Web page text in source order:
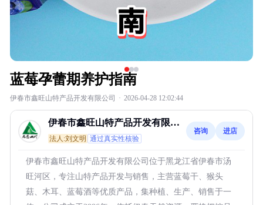
蓝莓孕蕾期养护指南
伊春市鑫旺山特产品开发有限公司 · 2026-04-28 12:02:44
伊春市鑫旺山特产品开发有限公
司
法人:刘文明 通过真实性核验
咨询 进店
伊春市鑫旺山特产品开发有限公司位于黑龙江省伊春市汤
旺河区，专注山特产品开发与销售，主营蓝莓干、猴头
菇、木耳、蓝莓酒等优质产品，集种植、生产、销售于一